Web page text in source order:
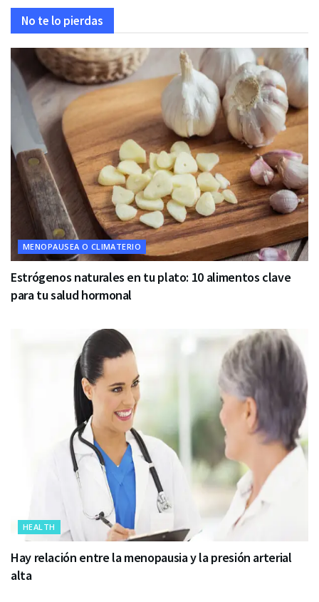
No te lo pierdas
MENOPAUSEA O CLIMATERIO
Estrógenos naturales en tu plato: 10 alimentos clave
para tu salud hormonal
HEALTH
Hay relación entre la menopausia y la presión arterial
alta